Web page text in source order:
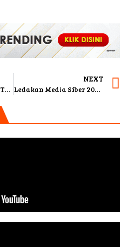
Timun Mas dan Tenun Takdir: Animasi Lokal yang Bikin Merinding
NEXT
Ledakan Media Siber 2026, Pers Indonesia Makin Digital